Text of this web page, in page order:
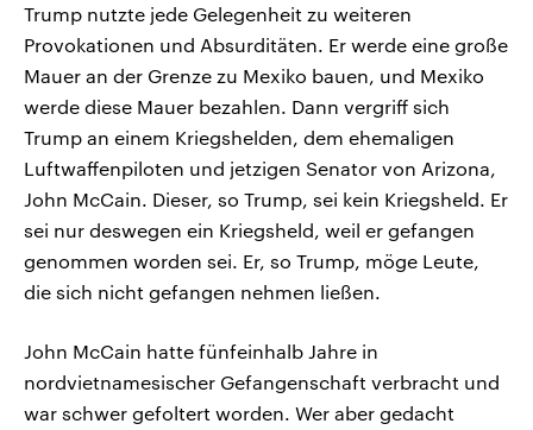
Trump nutzte jede Gelegenheit zu weiteren
Provokationen und Absurditäten. Er werde eine große
Mauer an der Grenze zu Mexiko bauen, und Mexiko
werde diese Mauer bezahlen. Dann vergriff sich
Trump an einem Kriegshelden, dem ehemaligen
Luftwaffenpiloten und jetzigen Senator von Arizona,
John McCain. Dieser, so Trump, sei kein Kriegsheld. Er
sei nur deswegen ein Kriegsheld, weil er gefangen
genommen worden sei. Er, so Trump, möge Leute,
die sich nicht gefangen nehmen ließen.
John McCain hatte fünfeinhalb Jahre in
nordvietnamesischer Gefangenschaft verbracht und
war schwer gefoltert worden. Wer aber gedacht